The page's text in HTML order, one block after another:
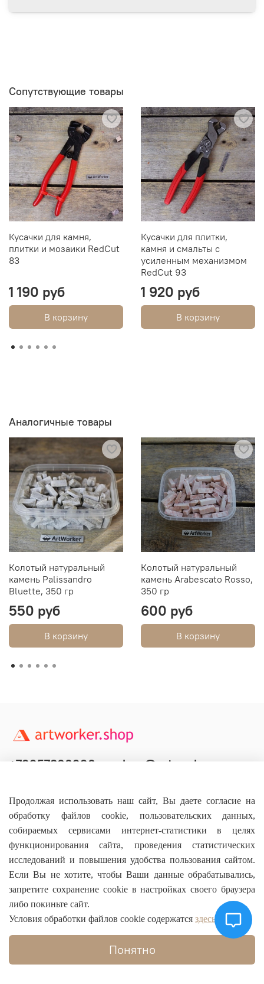
Сопутствующие товары
Кусачки для камня,
плитки и мозаики RedCut
83
1 190 руб
В корзину
Кусачки для плитки,
камня и смальты с
усиленным механизмом
RedCut 93
1 920 руб
В корзину
Аналогичные товары
Колотый натуральный
камень Palissandro
Bluette, 350 гр
550 руб
В корзину
Колотый натуральный
камень Arabescato Rosso,
350 гр
600 руб
В корзину
Основное
О магазине
Информация
+79957800990 shop@artworker.pro
Продолжая использовать наш сайт, Вы даете согласие на
обработку файлов cookie, пользовательских данных,
собираемых сервисами интернет-статистики в целях
функционирования сайта, проведения статистических
исследований и повышения удобства пользования сайтом.
Если Вы не хотите, чтобы Ваши данные обрабатывались,
запретите сохранение cookie в настройках своего браузера
либо покиньте сайт.
Условия обработки файлов cookie содержатся здесь
Понятно